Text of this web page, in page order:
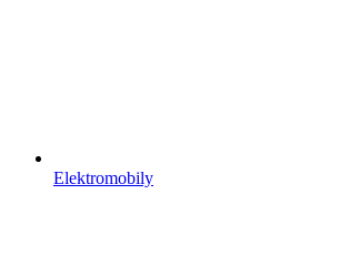
Elektromobily